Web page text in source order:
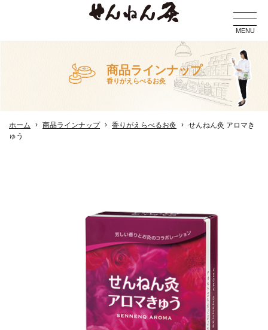
MENU
商品ラインナップ
香りがえらべるお灸
ホーム 商品ラインナップ 香りがえらべるお灸
せんねん灸 アロマき
ゅう